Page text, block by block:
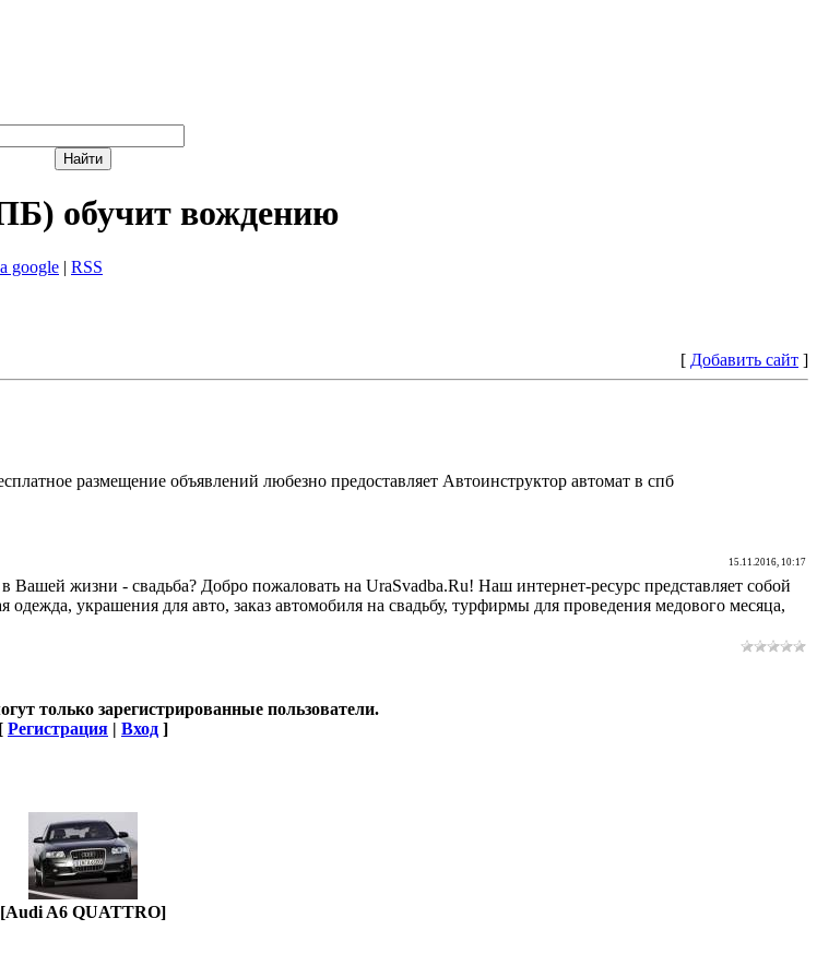
обучит вождению
google | RSS
[ Добавить сайт ]
размещение объявлений любезно предоставляет Автоинструктор автомат в спб
15.11.2016, 10:17
Вашей жизни - свадьба? Добро пожаловать на UraSvadba.Ru! Наш интернет-ресурс представляет собой
украшения для авто, заказ автомобиля на свадьбу, турфирмы для проведения медового месяца,
только зарегистрированные пользователи.
[ Регистрация | Вход ]
[Audi A6 QUATTRO]